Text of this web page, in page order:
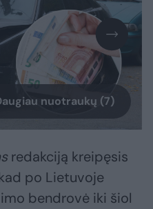
nuotraukų (7)
redakciją kreipęsis
po Lietuvoje
bendrovė iki šiol